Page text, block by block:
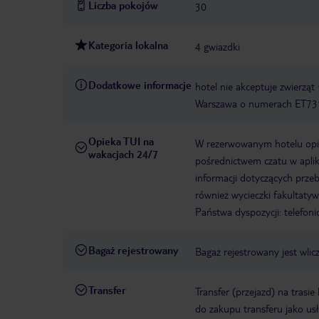
Liczba pokojów 30
Kategoria lokalna 4 gwiazdki
Dodatkowe informacje hotel nie akceptuje zwierząt
Warszawa o numerach
Opieka TUI na
wakacjach 24/7
W rezerwowanym hotelu
pośrednictwem czatu w
informacji dotyczących
również wycieczki
Państwa dyspozycji:
Bagaż rejestrowany Bagaż rejestrowany jest
Transfer
Transfer (przejazd) na
do zakupu transferu jako